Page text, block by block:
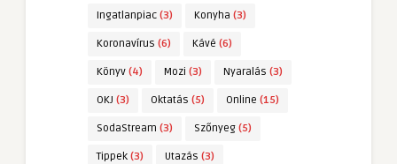
Ingatlanpiac (3) Konyha (3)
Koronavírus (6) Kávé (6)
Könyv (4) Mozi (3) Nyaralás (3)
OKJ (3) Oktatás (5) Online (15)
SodaStream (3) Szőnyeg (5)
Tippek (3) Utazás (3)